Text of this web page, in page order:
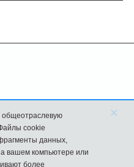
общеотраслевую
cookie
данных,
вашем компьютере или
более
×